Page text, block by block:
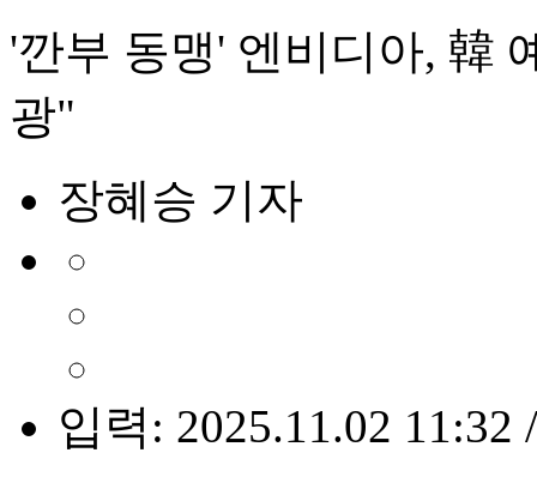
'깐부 동맹' 엔비디아, 韓
광"
장혜승 기자
입력: 2025.11.02 11:32